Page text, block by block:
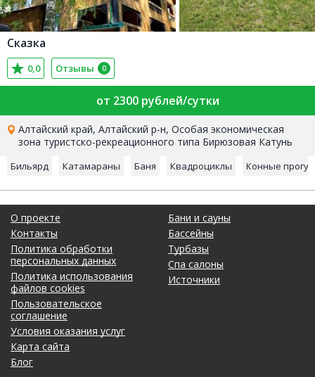
Сказка
0,0 Отзывы 0
от 2300 рублей/сутки
Алтайский край, Алтайский р-н, Особая экономическая
зона туристско-рекреационного типа Бирюзовая Катунь
Бильярд Катамараны Баня Квадроциклы Конные
О проекте
Контакты
Политика обработки
персональных данных
Политика использования
файлов cookies
Пользовательское
соглашение
Условия оказания услуг
Карта сайта
Блог
Бани и сауны
Бассейны
Турбазы
Спа салоны
Источники